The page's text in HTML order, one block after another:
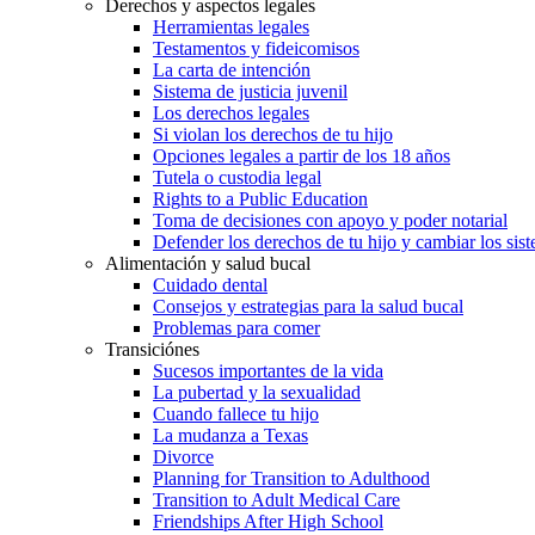
Derechos y aspectos legales
Herramientas legales
Testamentos y fideicomisos
La carta de intención
Sistema de justicia juvenil
Los derechos legales
Si violan los derechos de tu hijo
Opciones legales a partir de los 18 años
Tutela o custodia legal
Rights to a Public Education
Toma de decisiones con apoyo y poder notarial
Defender los derechos de tu hijo y cambiar los
Alimentación y salud bucal
Cuidado dental
Consejos y estrategias para la salud bucal
Problemas para comer
Transiciónes
Sucesos importantes de la vida
La pubertad y la sexualidad
Cuando fallece tu hijo
La mudanza a Texas
Divorce
Planning for Transition to Adulthood
Transition to Adult Medical Care
Friendships After High School